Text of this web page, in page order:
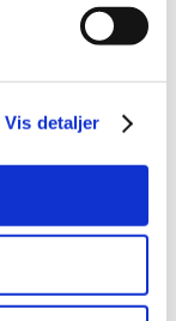
Vis detaljer